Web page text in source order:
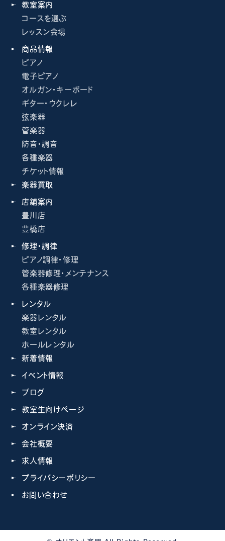
教室案内
コースを選ぶ
レッスン会場
商品情報
ピアノ
電子ピアノ
オルガン・キーボード
ギター・ウクレレ
弦楽器
管楽器
防音・調音
各種楽器
チケット情報
楽器買取
店舗案内
豊川店
豊橋店
修理・調律
ピアノ調律・修理
管楽器修理・メンテナンス
各種楽器修理
レンタル
楽器レンタル
教室レンタル
ホールレンタル
新着情報
イベント情報
ブログ
教室生向けページ
オンライン決済
会社概要
求人情報
プライバシーポリシー
お問い合わせ